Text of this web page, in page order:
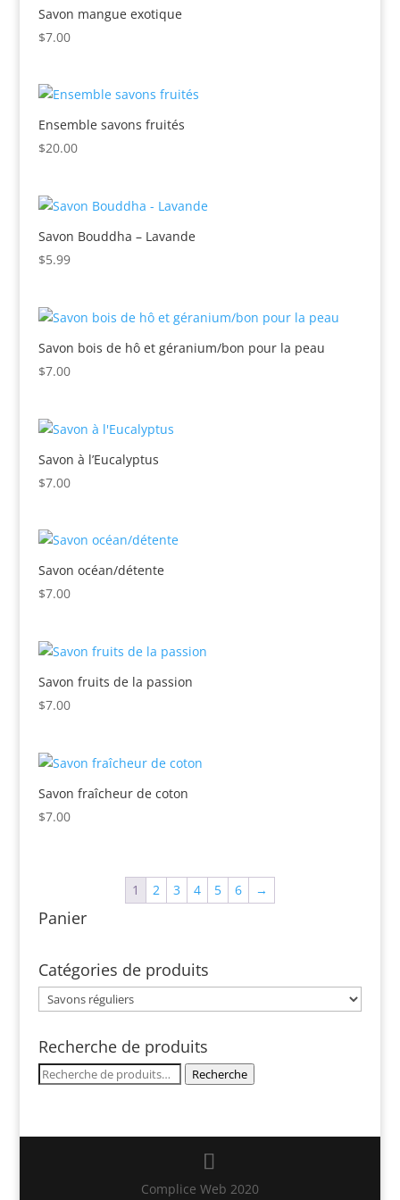
Savon mangue exotique
$7.00
Ensemble savons fruités
$20.00
Savon Bouddha – Lavande
$5.99
Savon bois de hô et géranium/bon pour la peau
$7.00
Savon à l’Eucalyptus
$7.00
Savon océan/détente
$7.00
Savon fruits de la passion
$7.00
Savon fraîcheur de coton
$7.00
1 2 3 4 5 6 →
Panier
Catégories de produits
Recherche de produits
Recherche
Recherche
Complice Web 2020